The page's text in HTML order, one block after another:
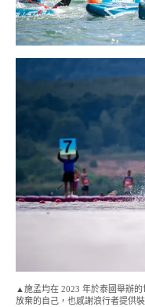
▲施孟均在 2023 年於泰國舉辦
放棄的自己，也感謝浪行者提供